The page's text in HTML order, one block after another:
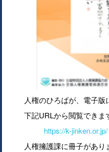
人権のひろばが、電子版
下記URLから閲覧できま
https://k-jinken.or.jp/
人権擁護課に冊子があり